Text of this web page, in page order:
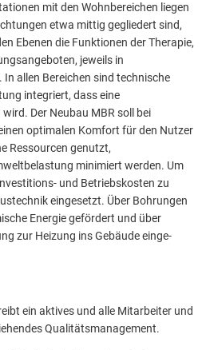
mit den Wohnbereichen liegen
etwa mittig gegliedert sind,
Ebenen die Funktionen der Therapie,
jeweils in
In allen Bereichen sind technische
integriert, dass eine
Der Neubau MBR soll bei
optimalen Komfort für den Nutzer
Ressourcen genutzt,
minimiert werden. Um
und Betriebskosten zu
eingesetzt. Über Bohrungen
Energie gefördert und über
zur Heizung ins Gebäude einge­
ein aktives und alle Mitarbeiter und
Qualitätsmanagement.